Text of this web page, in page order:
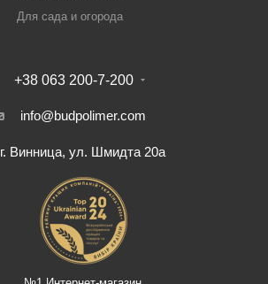
Для сада и огорода
+38 063 200-7-200
info@budpolimer.com
г. Винница, ул. Шмидта 20а